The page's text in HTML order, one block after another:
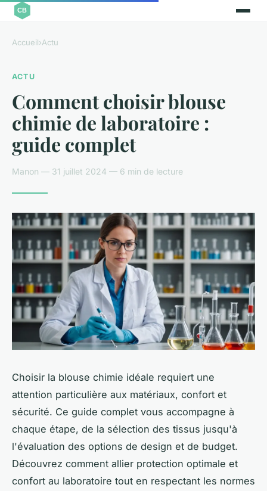
Accueil›Actu
ACTU
Comment choisir blouse
chimie de laboratoire :
guide complet
Manon — 31 juillet 2024 — 6 min de lecture
Choisir la blouse chimie idéale requiert une
attention particulière aux matériaux, confort et
sécurité. Ce guide complet vous accompagne à
chaque étape, de la sélection des tissus jusqu'à
l'évaluation des options de design et de budget.
Découvrez comment allier protection optimale et
confort au laboratoire tout en respectant les normes